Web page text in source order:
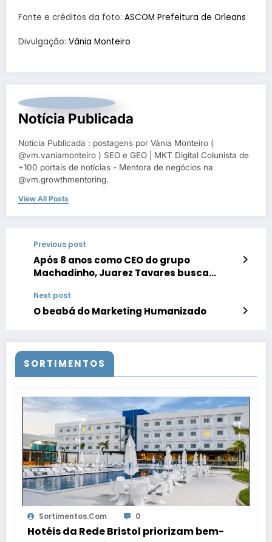
Fonte e créditos da foto: ASCOM Prefeitura de Orleans
Divulgação: Vânia Monteiro
Notícia Publicada
Notícia Publicada : postagens por Vânia Monteiro (
@vm.vaniamonteiro ) SEO e GEO | MKT Digital Colunista de
+100 portais de notícias - Mentora de negócios na
@vm.growthmentoring.
View All Posts
Previous post
Após 8 anos como CEO do grupo
Machadinho, Juarez Tavares busca
Next post
O beabá do Marketing Humanizado
SORTIMENTOS
Sortimentos.com 0
Hotéis da Rede Bristol priorizam bem-